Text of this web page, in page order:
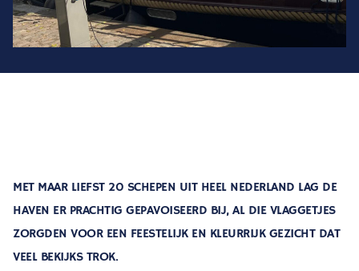
MET MAAR LIEFST 20 SCHEPEN UIT HEEL NEDERLAND LAG DE
HAVEN ER PRACHTIG GEPAVOISEERD BIJ, AL DIE VLAGGETJES
ZORGDEN VOOR EEN FEESTELIJK EN KLEURRIJK GEZICHT DAT
VEEL BEKIJKS TROK.